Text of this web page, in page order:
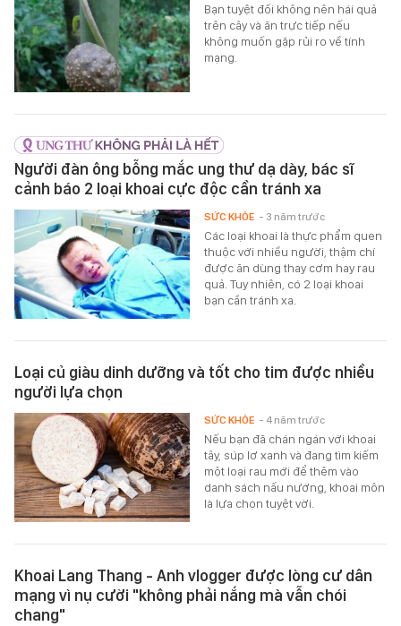
Bạn tuyệt đối không nên hái quả
trên cây và ăn trực tiếp nếu
không muốn gặp rủi ro về tính
mạng.
Người đàn ông bỗng mắc ung thư dạ dày, bác sĩ
cảnh báo 2 loại khoai cực độc cần tránh xa
Các loại khoai là thực phẩm quen
thuộc với nhiều người, thậm chí
được ăn dùng thay cơm hay rau
quả. Tuy nhiên, có 2 loại khoai
bạn cần tránh xa.
SỨC KHỎE - 3 năm trước
Loại củ giàu dinh dưỡng và tốt cho tim được nhiều
người lựa chọn
Nếu bạn đã chán ngán với khoai
tây, súp lơ xanh và đang tìm kiếm
một loại rau mới để thêm vào
danh sách nấu nướng, khoai môn
là lựa chọn tuyệt vời.
SỨC KHỎE - 4 năm trước
Khoai Lang Thang - Anh vlogger được lòng cư dân
mạng vì nụ cười "không phải nắng mà vẫn chói
chang"